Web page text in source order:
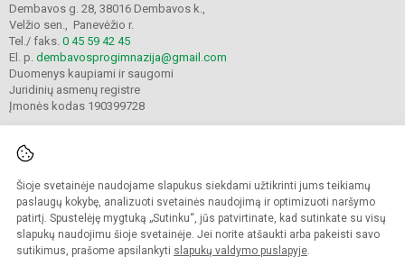
Šioje svetainėje naudojame slapukus siekdami užtikrinti jums teikiamų
paslaugų kokybę, analizuoti svetainės naudojimą ir optimizuoti naršymo
patirtį. Spustelėję mygtuką „Sutinku“, jūs patvirtinate, kad sutinkate su visų
slapukų naudojimu šioje svetainėje. Jei norite atšaukti arba pakeisti savo
sutikimus, prašome apsilankyti slapukų valdymo puslapyje.
Dembavos g. 28, 38016 Dembavos k.,
Velžio sen., Panevėžio r.
Tel./ faks. 0 45 59 42 45
El. p. dembavosprogimnazija@gmail.com
Duomenys kaupiami ir saugomi
Juridinių asmenų registre
Įmonės kodas 190399728
© 2021. Panevėžio r. Dembavos progimnazija. Visos teisės saugomos.
Kopijuoti turinį be raštiško progimnazijos sutikimo griežtai draudžiama.
Prieinamumo paraiška Slapukų valdymas
Sumanus būdas atnaujinti